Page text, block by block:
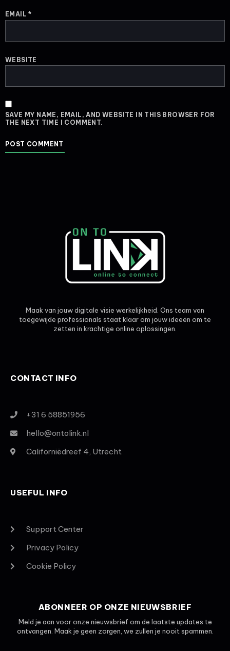
EMAIL*
WEBSITE
SAVE MY NAME, EMAIL, AND WEBSITE IN THIS BROWSER FOR
THE NEXT TIME I COMMENT.
Maak van jouw digitale visie werkelijkheid. Ons team van
toegewijde professionals staat klaar om jouw ideeën om te
zetten in krachtige online oplossingen.
CONTACT INFO
+31 6 58851956
hello@ontolink.nl
Californiëdreef 4, Utrecht
USEFUL INFO
Support Center
Privacy Policy
Cookie Policy
ABONNEER OP ONZE NIEUWSBRIEF
Meld je aan voor onze nieuwsbrief om de laatste updates te
ontvangen. Maak je geen zorgen, we zullen je nooit spammen.